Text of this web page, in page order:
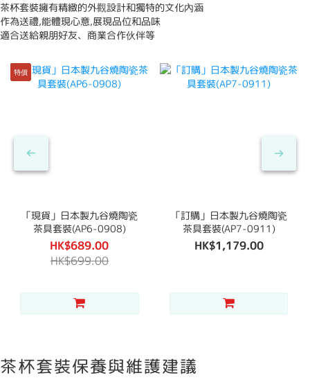
茶杯套裝擁有精緻的外觀設計和獨特的文化內涵
作為送禮,能體現心意,展現品位和品味
適合送給親朋好友、商業合作伙伴等
特價
「現貨」日本製九谷燒陶瓷
茶具套裝(AP6-0908)
HK$689.00
HK$699.00
「訂購」日本製九谷燒陶瓷
茶具套裝(AP7-0911)
HK$1,179.00
茶杯套裝保養與維護建議